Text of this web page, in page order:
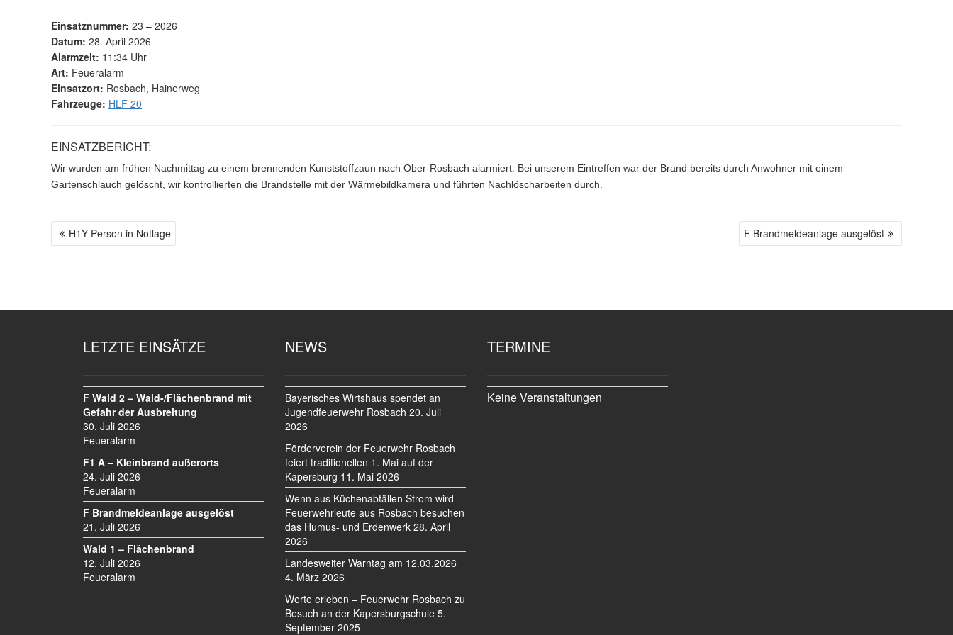
Einsatznummer: 23 – 2026
Datum: 28. April 2026
Alarmzeit: 11:34 Uhr
Art: Feueralarm
Einsatzort: Rosbach, Hainerweg
Fahrzeuge: HLF 20
EINSATZBERICHT:
Wir wurden am frühen Nachmittag zu einem brennenden Kunststoffzaun nach Ober-Rosbach alarmiert. Bei unserem Eintreffen war der Brand bereits durch Anwohner mit einem
Gartenschlauch gelöscht, wir kontrollierten die Brandstelle mit der Wärmebildkamera und führten Nachlöscharbeiten durch.
B
R
H1Y Person in Notlage F Brandmeldeanlage ausgelöst
LETZTE EINSÄTZE
F Wald 2 – Wald-/Flächenbrand mit
Gefahr der Ausbreitung
30. Juli 2026
Feueralarm
F1 A – Kleinbrand außerorts
24. Juli 2026
Feueralarm
F Brandmeldeanlage ausgelöst
21. Juli 2026
Wald 1 – Flächenbrand
12. Juli 2026
Feueralarm
NEWS
Bayerisches Wirtshaus spendet an
Jugendfeuerwehr Rosbach 20. Juli
2026
Förderverein der Feuerwehr Rosbach
feiert traditionellen 1. Mai auf der
Kapersburg 11. Mai 2026
Wenn aus Küchenabfällen Strom wird –
Feuerwehrleute aus Rosbach besuchen
das Humus- und Erdenwerk 28. April
2026
Landesweiter Warntag am 12.03.2026
4. März 2026
Werte erleben – Feuerwehr Rosbach zu
Besuch an der Kapersburgschule 5.
September 2025
TERMINE
Keine Veranstaltungen